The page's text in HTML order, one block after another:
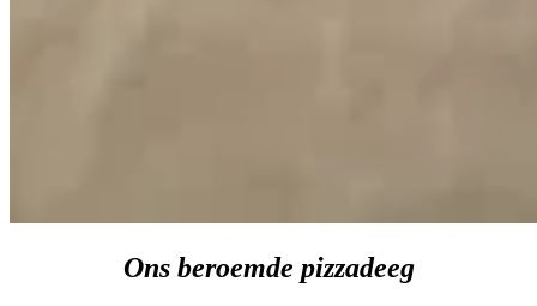
Ons beroemde pizzadeeg